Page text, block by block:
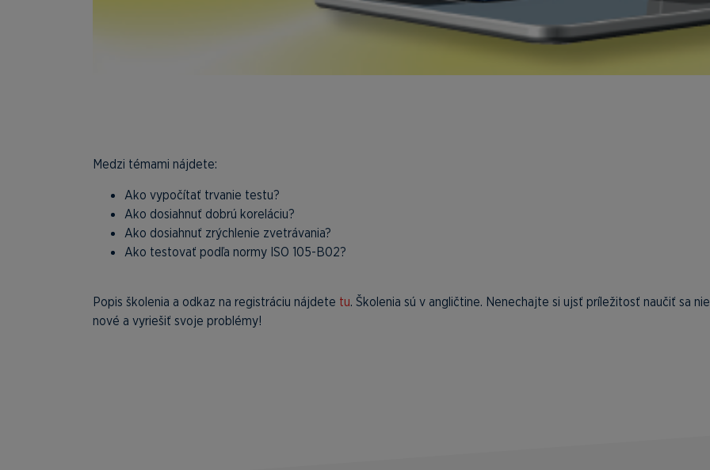
Medzi témami nájdete:
Ako vypočítať trvanie testu?
Ako dosiahnuť dobrú koreláciu?
Ako dosiahnuť zrýchlenie zvetrávania?
Ako testovať podľa normy ISO 105-B02?
Popis školenia a odkaz na registráciu nájdete tu. Školenia sú v angličtine. Nenechajte si ujsť príležitosť naučiť sa
nové a vyriešiť svoje problémy!